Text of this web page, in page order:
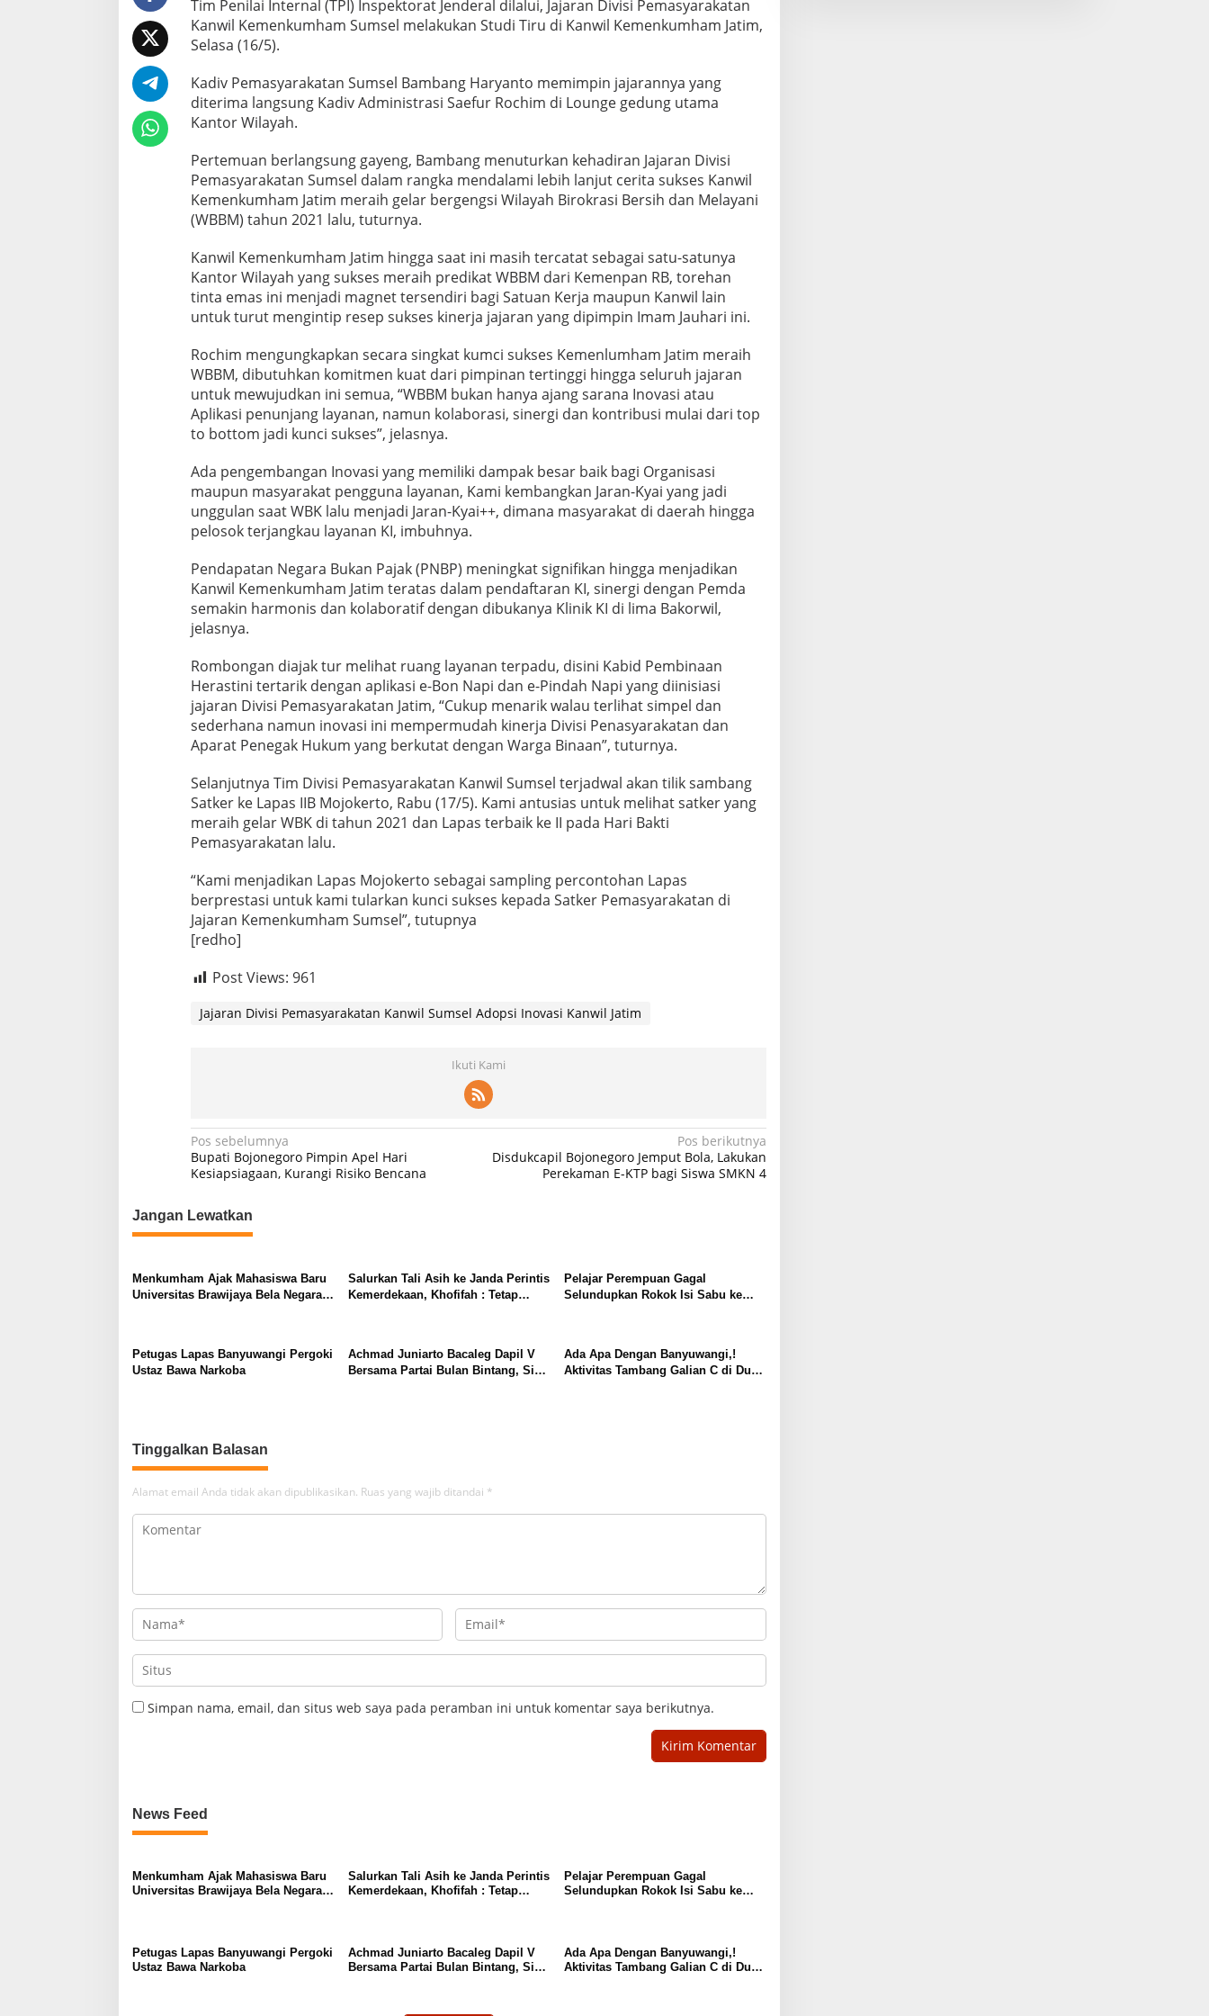
P
e
m
s
y
a
r
k
a
a
n
a
n
w
l
u
m
s
e
l
A
o
s
i
I
o
a
s
a
n
w
i
l
J
a
t
m
Tim Penilai Internal (TPI) Inspektorat Jenderal dilalui, Jajaran Divisi Pemasyarakatan
Kanwil Kemenkumham Sumsel melakukan Studi Tiru di Kanwil Kemenkumham Jatim,
Selasa (16/5).
Kadiv Pemasyarakatan Sumsel Bambang Haryanto memimpin jajarannya yang
diterima langsung Kadiv Administrasi Saefur Rochim di Lounge gedung utama
Kantor Wilayah.
Pertemuan berlangsung gayeng, Bambang menuturkan kehadiran Jajaran Divisi
Pemasyarakatan Sumsel dalam rangka mendalami lebih lanjut cerita sukses Kanwil
Kemenkumham Jatim meraih gelar bergengsi Wilayah Birokrasi Bersih dan Melayani
(WBBM) tahun 2021 lalu, tuturnya.
Kanwil Kemenkumham Jatim hingga saat ini masih tercatat sebagai satu-satunya
Kantor Wilayah yang sukses meraih predikat WBBM dari Kemenpan RB, torehan
tinta emas ini menjadi magnet tersendiri bagi Satuan Kerja maupun Kanwil lain
untuk turut mengintip resep sukses kinerja jajaran yang dipimpin Imam Jauhari ini.
Rochim mengungkapkan secara singkat kumci sukses Kemenlumham Jatim meraih
WBBM, dibutuhkan komitmen kuat dari pimpinan tertinggi hingga seluruh jajaran
untuk mewujudkan ini semua, “WBBM bukan hanya ajang sarana Inovasi atau
Aplikasi penunjang layanan, namun kolaborasi, sinergi dan kontribusi mulai dari top
to bottom jadi kunci sukses”, jelasnya.
Ada pengembangan Inovasi yang memiliki dampak besar baik bagi Organisasi
maupun masyarakat pengguna layanan, Kami kembangkan Jaran-Kyai yang jadi
unggulan saat WBK lalu menjadi Jaran-Kyai++, dimana masyarakat di daerah hingga
pelosok terjangkau layanan KI, imbuhnya.
Pendapatan Negara Bukan Pajak (PNBP) meningkat signifikan hingga menjadikan
Kanwil Kemenkumham Jatim teratas dalam pendaftaran KI, sinergi dengan Pemda
semakin harmonis dan kolaboratif dengan dibukanya Klinik KI di lima Bakorwil,
jelasnya.
Rombongan diajak tur melihat ruang layanan terpadu, disini Kabid Pembinaan
Herastini tertarik dengan aplikasi e-Bon Napi dan e-Pindah Napi yang diinisiasi
jajaran Divisi Pemasyarakatan Jatim, “Cukup menarik walau terlihat simpel dan
sederhana namun inovasi ini mempermudah kinerja Divisi Penasyarakatan dan
Aparat Penegak Hukum yang berkutat dengan Warga Binaan”, tuturnya.
Selanjutnya Tim Divisi Pemasyarakatan Kanwil Sumsel terjadwal akan tilik sambang
Satker ke Lapas IIB Mojokerto, Rabu (17/5). Kami antusias untuk melihat satker yang
meraih gelar WBK di tahun 2021 dan Lapas terbaik ke II pada Hari Bakti
Pemasyarakatan lalu.
“Kami menjadikan Lapas Mojokerto sebagai sampling percontohan Lapas
berprestasi untuk kami tularkan kunci sukses kepada Satker Pemasyarakatan di
Jajaran Kemenkumham Sumsel”, tutupnya
[redho]
Post Views: 961
Jajaran Divisi Pemasyarakatan Kanwil Sumsel Adopsi Inovasi Kanwil Jatim
Ikuti Kami
N
a
i
a
s
p
o
Pos sebelumnya
Bupati Bojonegoro Pimpin Apel Hari
Kesiapsiagaan, Kurangi Risiko Bencana
Pos berikutnya
Disdukcapil Bojonegoro Jemput Bola, Lakukan
Perekaman E-KTP bagi Siswa SMKN 4
Jangan Lewatkan
Menkumham Ajak Mahasiswa Baru
Universitas Brawijaya Bela Negara
Salurkan Tali Asih ke Janda Perintis
Kemerdekaan, Khofifah : Tetap
Pelajar Perempuan Gagal
Selundupkan Rokok Isi Sabu ke
Petugas Lapas Banyuwangi Pergoki
Ustaz Bawa Narkoba
Achmad Juniarto Bacaleg Dapil V
Bersama Partai Bulan Bintang, Siap
Ada Apa Dengan Banyuwangi,!
Aktivitas Tambang Galian C di Duga
Tinggalkan Balasan
Alamat email Anda tidak akan dipublikasikan. Ruas yang wajib ditandai *
Simpan nama, email, dan situs web saya pada peramban ini untuk komentar saya berikutnya.
News Feed
Menkumham Ajak Mahasiswa Baru
Universitas Brawijaya Bela Negara
Salurkan Tali Asih ke Janda Perintis
Kemerdekaan, Khofifah : Tetap
Pelajar Perempuan Gagal
Selundupkan Rokok Isi Sabu ke
Petugas Lapas Banyuwangi Pergoki
Ustaz Bawa Narkoba
Achmad Juniarto Bacaleg Dapil V
Bersama Partai Bulan Bintang, Siap
Ada Apa Dengan Banyuwangi,!
Aktivitas Tambang Galian C di Duga